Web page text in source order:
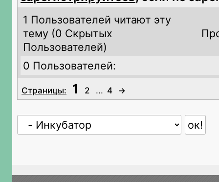
1 Пользователей читают эту
тему (0 Скрытых
Пользователей)
0 Пользователей:
Страницы: 1 2 ... 4 →